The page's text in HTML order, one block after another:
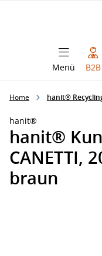
Menü B2B
Home hanit®
hanit®
hanit®
CANETTI,
braun